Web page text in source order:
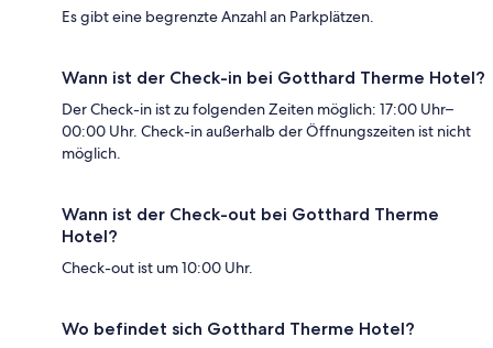
Es gibt eine begrenzte Anzahl an Parkplätzen.
Wann ist der Check-in bei Gotthard Therme Hotel?
Der Check-in ist zu folgenden Zeiten möglich: 17:00 Uhr–
00:00 Uhr. Check-in außerhalb der Öffnungszeiten ist nicht
möglich.
Wann ist der Check-out bei Gotthard Therme
Hotel?
Check-out ist um 10:00 Uhr.
Wo befindet sich Gotthard Therme Hotel?